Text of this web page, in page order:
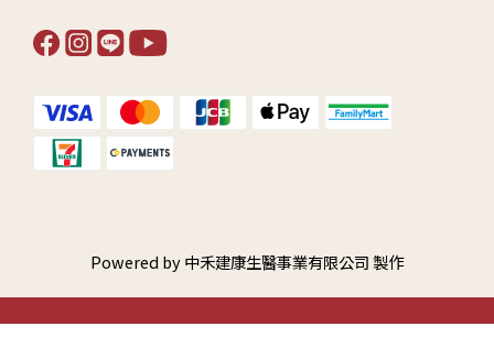
立即購買
Powered by 中禾建康生醫事業有限公司 製作